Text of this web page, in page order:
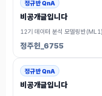
정규반 QnA
비공개글입니다
12기 데이터 분석 모델링반(ML1)
정주헌_6755
정규반 QnA
비공개글입니다